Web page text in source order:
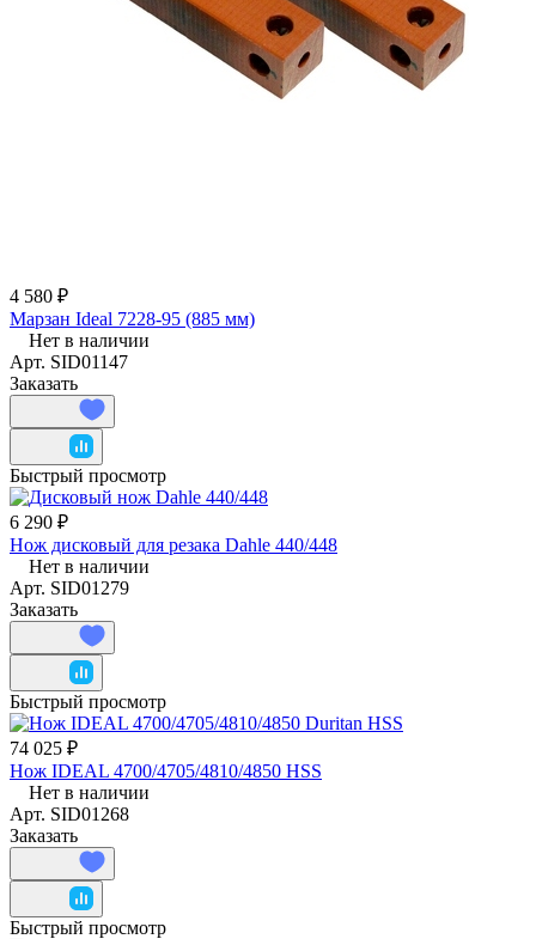
4 580 ₽
Марзан Ideal 7228-95 (885 мм)
Нет в наличии
Арт. SID01147
Заказать
Быстрый просмотр
6 290 ₽
Нож дисковый для резака Dahle 440/448
Нет в наличии
Арт. SID01279
Заказать
Быстрый просмотр
74 025 ₽
Нож IDEAL 4700/4705/4810/4850 HSS
Нет в наличии
Арт. SID01268
Заказать
Быстрый просмотр